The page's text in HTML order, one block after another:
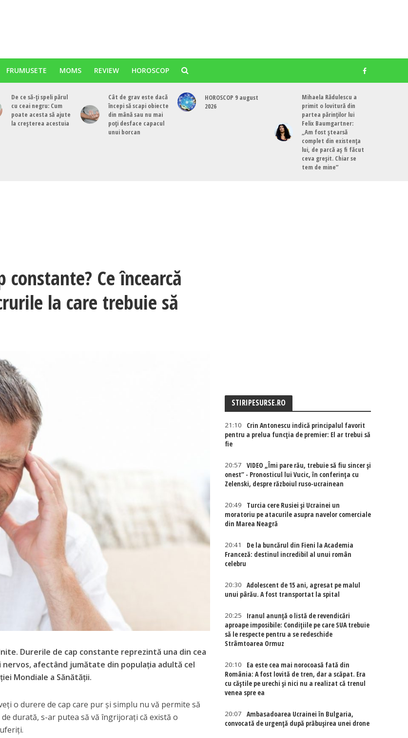
FRUMUSETE MOMS REVIEW HOROSCOP
De ce să-ți speli părul
cu ceai negru: Cum
poate acesta să ajute
la creșterea acestuia
Cât de grav este dacă
începi să scapi obiecte
din mână sau nu mai
poți desface capacul
unui borcan
HOROSCOP 9 august
2026
Mihaela Rădulescu a
primit o lovitură din
partea părinților lui
Felix Baumgartner:
„Am fost ștearsă
complet din existența
lui, de parcă aș fi făcut
ceva greșit. Chiar se
tem de mine”
Ce încearcă
la care trebuie să
Durerile de cap constante reprezintă una din cea
afectând jumătate din populația adultă cel
Mondiale a Sănătății.
o durere de cap care pur și simplu nu vă permite să
durată, s-ar putea să vă îngrijorați că există o
STIRIPESURSE.RO
21:10
Crin Antonescu indică principalul favorit
pentru a prelua funcția de premier: El ar trebui să
fie
20:57
VIDEO „Îmi pare rău, trebuie să fiu sincer și
onest” - Pronosticul lui Vucic, în conferința cu
Zelenski, despre războiul ruso-ucrainean
20:49
Turcia cere Rusiei și Ucrainei un
moratoriu pe atacurile asupra navelor comerciale
din Marea Neagră
20:41
De la buncărul din Fieni la Academia
Franceză: destinul incredibil al unui român
celebru
20:30
Adolescent de 15 ani, agresat pe malul
unui pârău. A fost transportat la spital
20:25
Iranul anunță o listă de revendicări
aproape imposibile: Condițiile pe care SUA trebuie
să le respecte pentru a se redeschide
Strâmtoarea Ormuz
20:10
Ea este cea mai norocoasă fată din
România: A fost lovită de tren, dar a scăpat. Era
cu căștile pe urechi și nici nu a realizat că trenul
venea spre ea
20:07
Ambasadoarea Ucrainei în Bulgaria,
convocată de urgență după prăbușirea unei drone